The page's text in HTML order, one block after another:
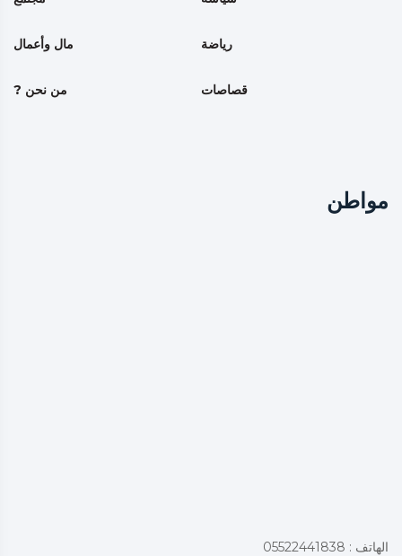
رياضة مال وأعمال
قصاصات من نحن ?
مواطن
الهاتف : 05522441838